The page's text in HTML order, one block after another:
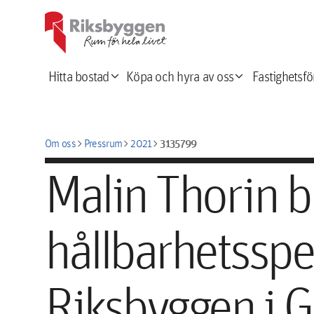
Hitta bostadexpand_more Köpa och hyra av ossexpand_more
Om osschevron_rightPressrumchevron_right2021chevron_right3135799
Malin Thorin